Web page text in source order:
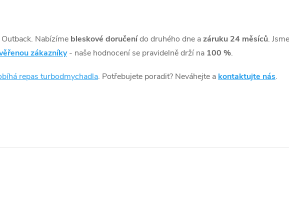
Nabízíme bleskové doručenído druhého dne azáruku 24 měsíců.
zákazníky - naše hodnocení se pravidelně drží na 100 %.
repas turbodmychadla. Potřebujete poradit? Neváhejte a kontaktujte nás.